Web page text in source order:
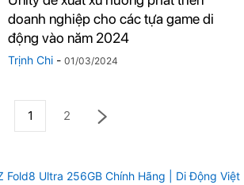
doanh nghiệp cho các tựa game di
động vào năm 2024
Trịnh Chi - 01/03/2024
1 2